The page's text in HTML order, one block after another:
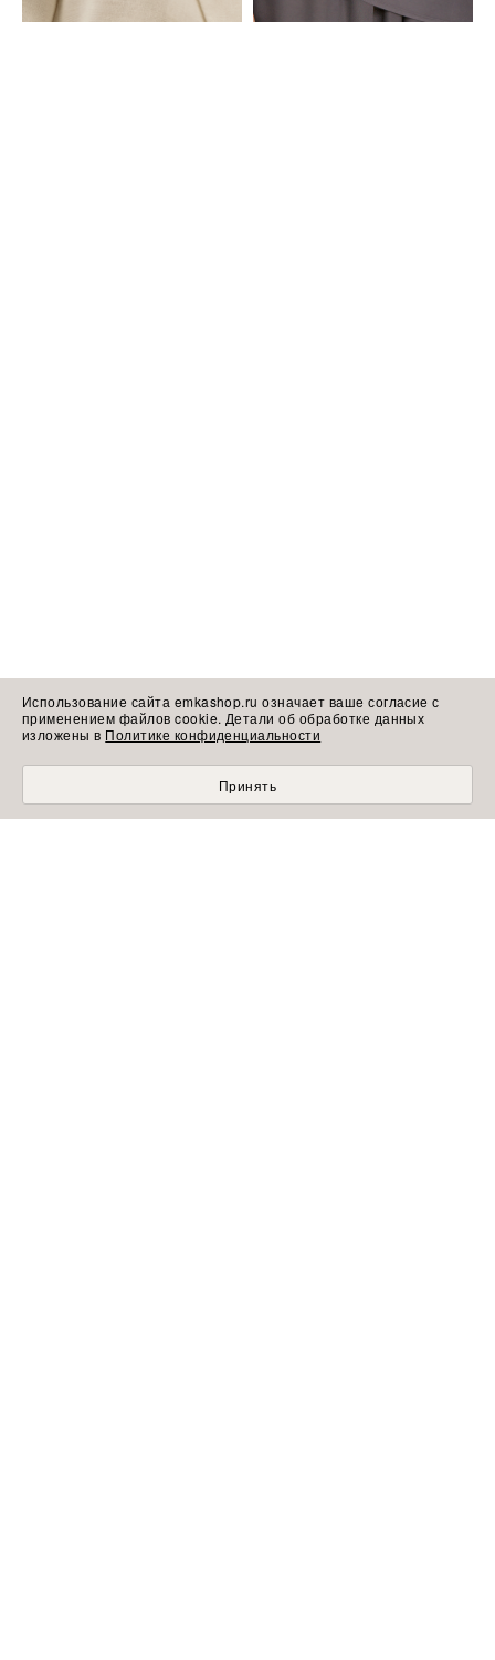
Использование сайта emkashop.ru означает ваше согласие с
применением файлов cookie. Детали об обработке данных
изложены в Политике конфиденциальности
Принять